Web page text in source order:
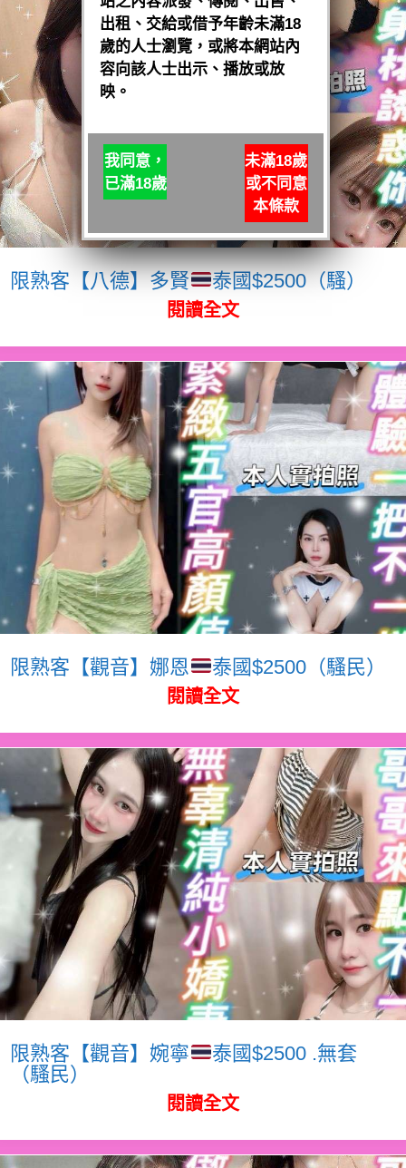
限熟客【八德】多賢 泰國$2500（騷）
閱讀全文
限熟客【觀音】娜恩 泰國$2500（騷民）
閱讀全文
限熟客【觀音】婉寧
泰國$2500 .無套
（騷民）
閱讀全文
出租、交給或借予年齡未滿18
歲的人士瀏覽，或將本網站內
容向該人士出示、播放或放
映。
我同意，
已滿18歲
未滿18歲
或不同意
本條款